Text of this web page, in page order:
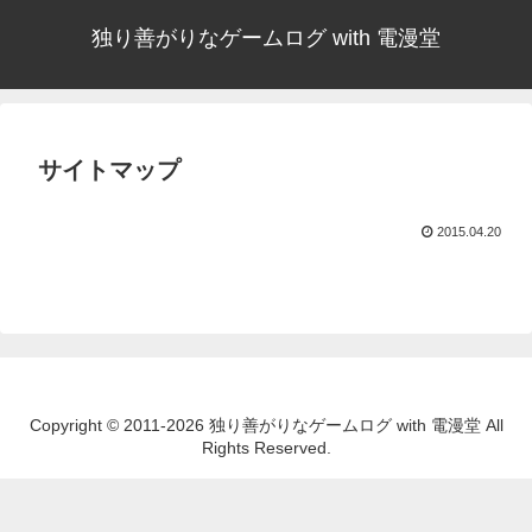
独り善がりなゲームログ with 電漫堂
サイトマップ
2015.04.20
Copyright © 2011-2026 独り善がりなゲームログ with 電漫堂 All
Rights Reserved.